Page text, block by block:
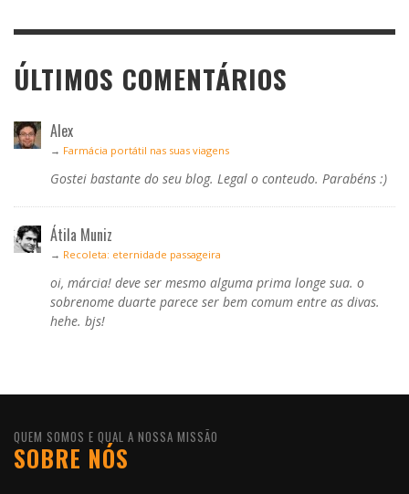
ÚLTIMOS COMENTÁRIOS
Alex
→ Farmácia portátil nas suas viagens
Gostei bastante do seu blog. Legal o conteudo. Parabéns :)
Átila Muniz
→ Recoleta: eternidade passageira
oi, márcia! deve ser mesmo alguma prima longe sua. o
sobrenome duarte parece ser bem comum entre as divas.
hehe. bjs!
QUEM SOMOS E QUAL A NOSSA MISSÃO
SOBRE NÓS